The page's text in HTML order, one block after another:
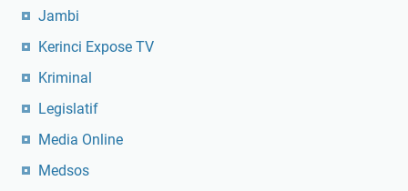
Jambi
Kerinci Expose TV
Kriminal
Legislatif
Media Online
Medsos